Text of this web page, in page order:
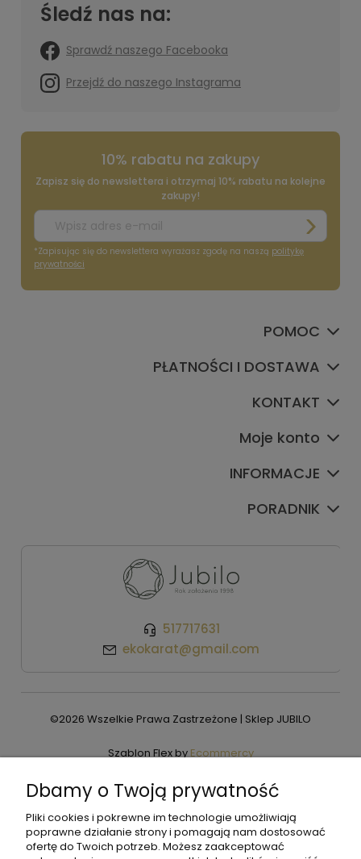
Śledź nas na:
Sprawdź naszego Facebooka
Przejdź do naszego Instagrama
10% rabatu na zakupy
Zapisz się do newslettera i otrzymaj 10% rabatu na kolejne
zakupy!
*Zapisując się do newslettera wyrażasz zgodę na naszą politykę
prywatności
POMOC
PŁATNOŚCI I DOSTAWA
KONTAKT
Moje konto
INFORMACJE
PORADNIK
517717631
ekokarat@gmail.com
©2026 Wszelkie Prawa Zastrzeżone | Sklep JUBILO
Szablon Flex byEcommercy
Pokaż pełną wersję strony
Dbamy o Twoją prywatność
Pliki cookies i pokrewne im technologie umożliwiają
poprawne działanie strony i pomagają nam dostosować
ofertę do Twoich potrzeb. Możesz zaakceptować